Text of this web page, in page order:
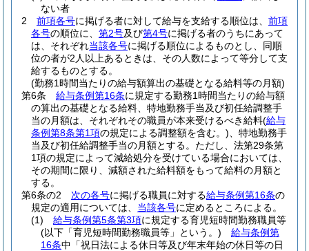
ない者
2
前項各号に掲げる者に対して給与を支給する順位は、 前項
各号の順位に、 第2号及び第4号に掲げる者のうちにあって
は、それぞれ当該各号に掲げる順位によるものとし、同順
位の者が2人以上あるときは、その人数によって等分して支
給するものとする。
(勤務1時間当たりの給与額算出の基礎となる給料等の月額)
第6条
給与条例第16条に規定する勤務1時間当たりの給与額
の算出の基礎となる給料、特地勤務手当及び初任給調整手
当の月額は、それぞれその職員が本来受けるべき給料(給与
条例第8条第1項の規定による調整額を含む。) 、特地勤務手
当及び初任給調整手当の月額とする。 ただし、法第29条第
1項の規定によって減給処分を受けている場合においては、
その期間に限り、減額された給料額をもって給料の月額と
する。
第6条の2
次の各号に掲げる職員に対する給与条例第16条の
規定の適用については、 当該各号に定めるところによる。
(1)
給与条例第5条第3項に規定する育児短時間勤務職員等
(以下「育児短時間勤務職員等」という。)
給与条例第
16条中「祝日法による休日等及び年末年始の休日等の日